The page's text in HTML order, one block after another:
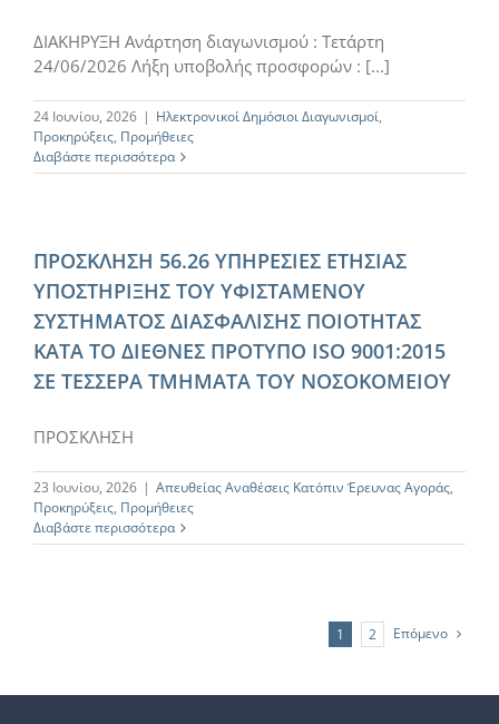
ΔΙΑΚΗΡΥΞΗ Ανάρτηση διαγωνισμού : Τετάρτη
24/06/2026 Λήξη υποβολής προσφορών : [...]
24 Ιουνίου, 2026 | Ηλεκτρονικοί Δημόσιοι Διαγωνισμοί,
Προκηρύξεις, Προμήθειες
Διαβάστε περισσότερα
ΠΡΟΣΚΛΗΣΗ 56.26 ΥΠΗΡΕΣΙΕΣ ΕΤΗΣΙΑΣ
ΥΠΟΣΤΗΡΙΞΗΣ ΤΟΥ ΥΦΙΣΤΑΜΕΝΟΥ
ΣΥΣΤΗΜΑΤΟΣ ΔΙΑΣΦΑΛΙΣΗΣ ΠΟΙΟΤΗΤΑΣ
ΚΑΤΑ ΤΟ ΔΙΕΘΝΕΣ ΠΡΟΤΥΠΟ ISO 9001:2015
ΣΕ ΤΕΣΣΕΡΑ ΤΜΗΜΑΤΑ ΤΟΥ ΝΟΣΟΚΟΜΕΙΟΥ
ΠΡΟΣΚΛΗΣΗ
23 Ιουνίου, 2026 | Απευθείας Αναθέσεις Κατόπιν Έρευνας Αγοράς,
Προκηρύξεις, Προμήθειες
Διαβάστε περισσότερα
1 2 Επόμενο